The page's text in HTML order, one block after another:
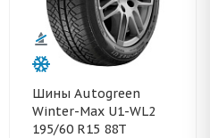
Шины Autogreen
Winter-Max U1-WL2
195/60 R15 88T